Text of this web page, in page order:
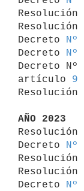
Resolución
Resolución
Decreto
Nº
Decreto
Nº
Decreto
artículo 9
Resolución
AÑO 2023
Resolución
Decreto
Nº
Resolución
Resolución
Decreto
Nº